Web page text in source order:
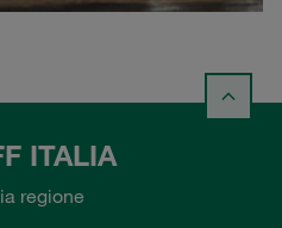
ITALIA
regione